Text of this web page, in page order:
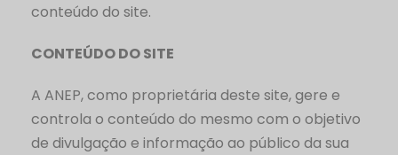
conteúdo do site.
CONTEÚDO DO SITE
A ANEP, como proprietária deste site, gere e
controla o conteúdo do mesmo com o objetivo
de divulgação e informação ao público da sua